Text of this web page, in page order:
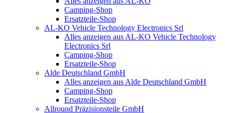
Camping-Shop
Ersatzteile-Shop
AL-KO Vehicle Technology Electronics Srl
Alles anzeigen aus AL-KO Vehicle Technology
Electronics Srl
Camping-Shop
Ersatzteile-Shop
Alde Deutschland GmbH
Alles anzeigen aus Alde Deutschland GmbH
Camping-Shop
Ersatzteile-Shop
Allround Präzisionsteile GmbH